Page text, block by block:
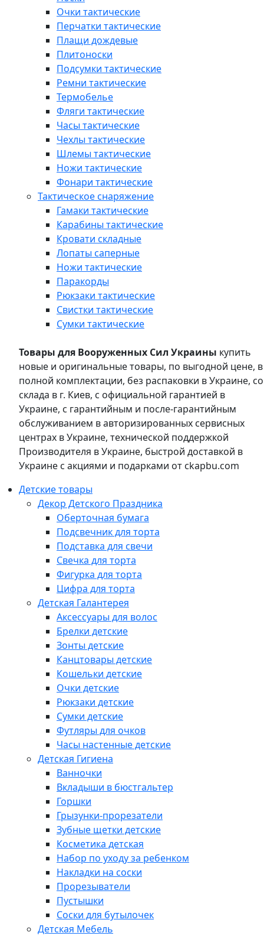
Очки тактические
Перчатки тактические
Плащи дождевые
Плитоноски
Подсумки тактические
Ремни тактические
Термобелье
Фляги тактические
Часы тактические
Чехлы тактические
Шлемы тактические
Ножи тактические
Фонари тактические
Тактическое снаряжение
Гамаки тактические
Карабины тактические
Кровати складные
Лопаты саперные
Ножи тактические
Паракорды
Рюкзаки тактические
Свистки тактические
Сумки тактические
Товары для Вооруженных Сил Украины купить
новые и оригинальные товары, по выгодной цене, в
полной комплектации, без распаковки в Украине, со
склада в г. Киев, с официальной гарантией в
Украине, с гарантийным и после-гарантийным
обслуживанием в авторизированных сервисных
центрах в Украине, технической поддержкой
Производителя в Украине, быстрой доставкой в
Украине с акциями и подарками от ckapbu.com
Детские товары
Декор Детского Праздника
Оберточная бумага
Подсвечник для торта
Подставка для свечи
Свечка для торта
Фигурка для торта
Цифра для торта
Детская Галантерея
Аксессуары для волос
Брелки детские
Зонты детские
Канцтовары детские
Кошельки детские
Очки детские
Рюкзаки детские
Сумки детские
Футляры для очков
Часы настенные детские
Детская Гигиена
Ванночки
Вкладыши в бюстгальтер
Горшки
Грызунки-прорезатели
Зубные щетки детские
Косметика детская
Набор по уходу за ребенком
Накладки на соски
Прорезыватели
Пустышки
Соски для бутылочек
Детская Мебель